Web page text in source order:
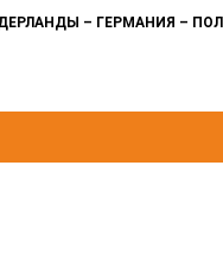
– ГЕРМАНИЯ –